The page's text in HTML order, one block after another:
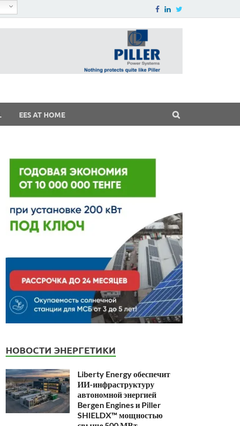
EES AT HOME
НОВОСТИ ЭНЕРГЕТИКИ
Liberty Energy обеспечит
ИИ-инфраструктуру
автономной энергией
Bergen Engines и Piller
SHIELDX™ мощностью